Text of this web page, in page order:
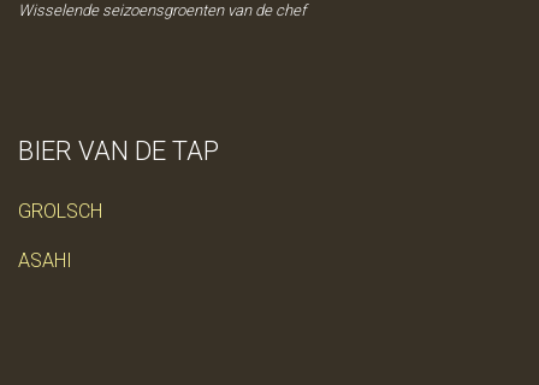
Wisselende seizoensgroenten van de chef
BIER VAN DE TAP
GROLSCH
ASAHI